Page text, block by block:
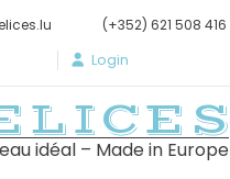
(+352) 621 508 416
Login
idéal – Made in Europe